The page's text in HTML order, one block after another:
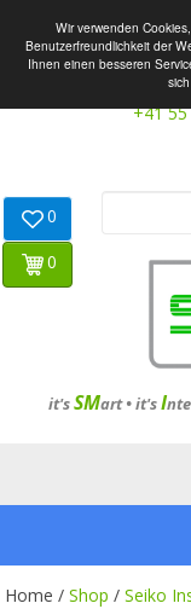
Wir verwenden
Benutzerfreundlichkeit der
Ihnen einen besseren
+41
it'sSMart •it'sI
0
0
Home / Shop / Seiko